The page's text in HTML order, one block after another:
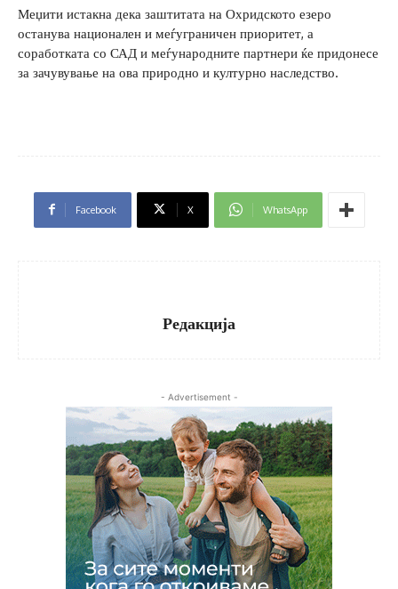
Меџити истакна дека заштитата на Охридското езеро
останува национален и меѓуграничен приоритет, а
соработката со САД и меѓународните партнери ќе придонесе
за зачувување на ова природно и културно наследство.
Facebook X WhatsApp
Редакција
- Advertisement -